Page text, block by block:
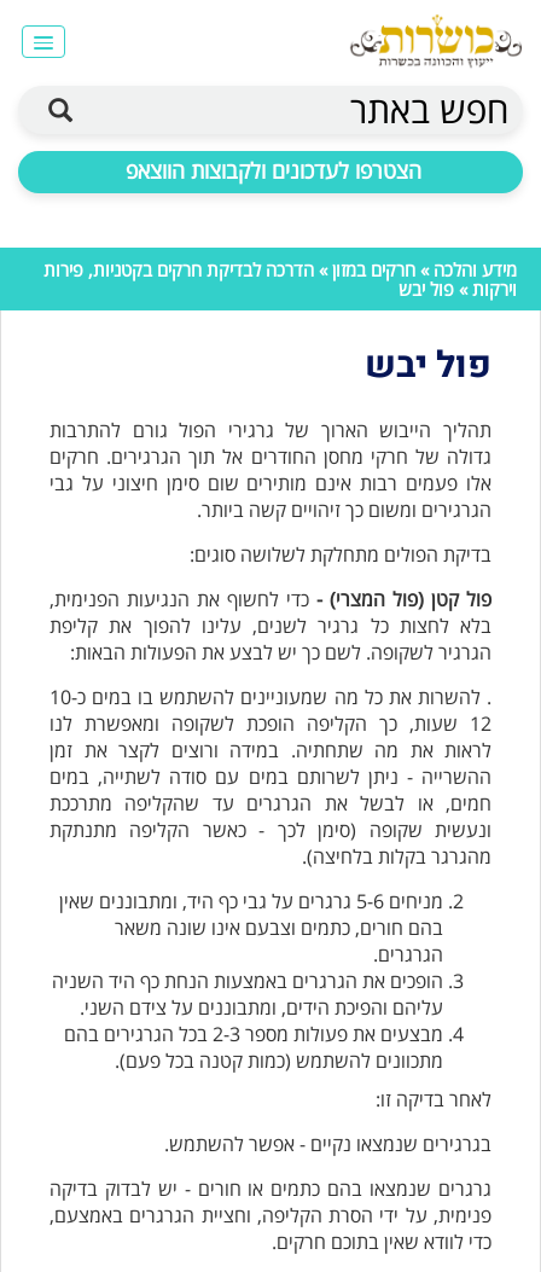
חפש באתר
הצטרפו לעדכונים ולקבוצות הווצאפ
מידע והלכה » חרקים במזון» הדרכה לבדיקת חרקים בקטניות, פירות
וירקות» פול יבש
פול יבש
תהליך הייבוש הארוך של גרגירי הפול גורם להתרבות
גדולה של חרקי מחסן החודרים אל תוך הגרגירים. חרקים
אלו פעמים רבות אינם מותירים שום סימן חיצוני על גבי
הגרגירים ומשום כך זיהויים קשה ביותר.
בדיקת הפולים מתחלקת לשלושה סוגים:
פול קטן (פול המצרי) - כדי לחשוף את הנגיעות הפנימית,
בלא לחצות כל גרגיר לשנים, עלינו להפוך את קליפת
הגרגיר לשקופה. לשם כך יש לבצע את הפעולות הבאות:
.
להשרות את כל מה שמעוניינים להשתמש בו במים כ10-
12 שעות, כך הקליפה הופכת לשקופה ומאפשרת לנו
לראות את מה שתחתיה. במידה ורוצים לקצר את זמן
ההשרייה - ניתן לשרותם במים עם סודה לשתייה, במים
חמים, או לבשל את הגרגרים עד שהקליפה מתרככת
ונעשית שקופה (סימן לכך - כאשר הקליפה מתנתקת
מהגרגר בקלות בלחיצה).
מניחים 5-6 גרגרים על גבי כף היד, ומתבוננים שאין
בהם חורים, כתמים וצבעם אינו שונה משאר
הגרגרים.
הופכים את הגרגרים באמצעות הנחת כף היד השניה
עליהם והפיכת הידים, ומתבוננים על צידם השני.
מבצעים את פעולות מספר 2-3 בכל הגרגירים בהם
מתכוונים להשתמש (כמות קטנה בכל פעם).
לאחר בדיקה זו:
בגרגירים שנמצאו נקיים - אפשר להשתמש.
גרגרים שנמצאו בהם כתמים או חורים - יש לבדוק בדיקה
פנימית, על ידי הסרת הקליפה, וחציית הגרגרים באמצעם,
כדי לוודא שאין בתוכם חרקים.